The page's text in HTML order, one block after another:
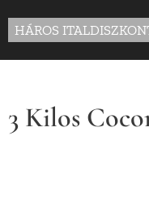
HÁROS
3 Kilos